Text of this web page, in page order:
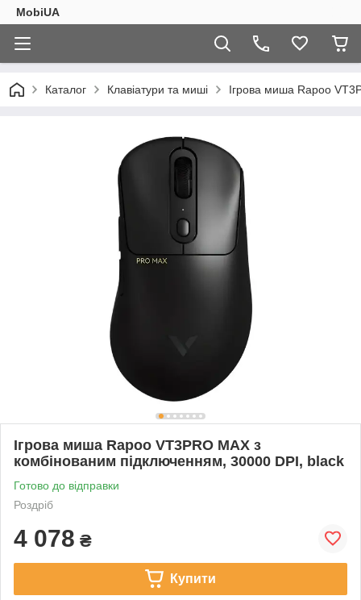
MobiUA
Каталог Клавіатури та миші Ігрова миша Rapoo
Ігрова миша Rapoo VT3PRO MAX з
комбінованим підключенням, 30000 DPI, black
Готово до відправки
Роздріб
4 078 ₴
Купити